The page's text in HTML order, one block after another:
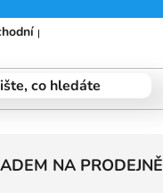
podmínky
NA PRODEJNĚ